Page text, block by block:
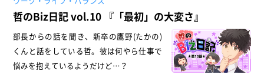
哲のBiz日記 vol.10 『「最初」の大変さ』
部長からの話を聞き、新卒の鷹野(たかの)
くんと話をしている哲。彼は何やら仕事で
悩みを抱えているようだけど…？